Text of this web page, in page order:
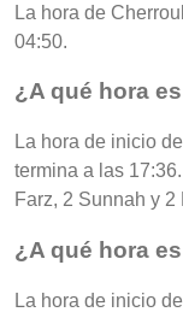
La hora de
04:50.
¿A qué hora
La hora de inicio
termina a las
Farz, 2 Sunnah y 2
¿A qué hora
La hora de inicio